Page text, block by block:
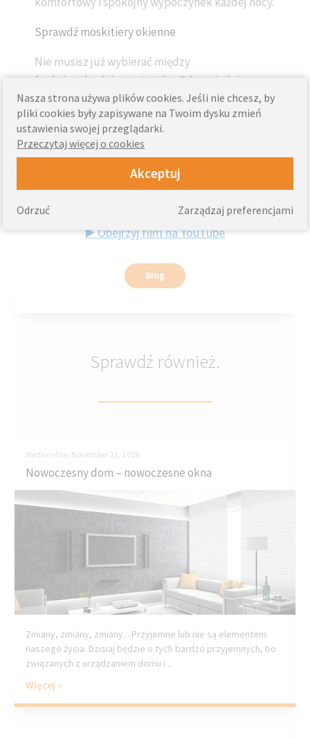
Sprawdź moskitiery okienne
Nie musisz już wybierać między
funkcjonalnością a estetyką. Odpowiednio
dobrane przysłony okienne pozwolą Ci stworzyć
sypialnię marzeń – zaciszną, piękną i
komfortową. Koniecznie obejrzyj nasz film i
przekonaj się, które rozwiązanie najlepiej
wpisze się w Twoje potrzeby. Zapraszamy do
świata Knall, gdzie każdy detal ma znaczenie!
▶️ Obejrzyj film na YouTube
Blog
Sprawdź również.
Wednesday, November 21, 2018
Nowoczesny dom – nowoczesne okna
Zmiany, zmiany, zmiany... Przyjemne lub nie są elementem
naszego życia. Dzisiaj będzie o tych bardzo przyjemnych, bo
związanych z urządzaniem domu i...
Więcej »
Nasza strona używa plików cookies. Jeśli nie chcesz, by
pliki cookies były zapisywane na Twoim dysku zmień
ustawienia swojej przeglądarki.
Przeczytaj więcej o cookies
Akceptuj
Zarządzaj preferencjami
Odrzuć